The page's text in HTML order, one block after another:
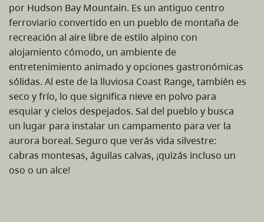
por Hudson Bay Mountain. Es un antiguo centro
ferroviario convertido en un pueblo de montaña de
recreación al aire libre de estilo alpino con
alojamiento cómodo, un ambiente de
entretenimiento animado y opciones gastronómicas
sólidas. Al este de la lluviosa Coast Range, también es
seco y frío, lo que significa nieve en polvo para
esquiar y cielos despejados. Sal del pueblo y busca
un lugar para instalar un campamento para ver la
aurora boreal. Seguro que verás vida silvestre:
cabras montesas, águilas calvas, ¡quizás incluso un
oso o un alce!